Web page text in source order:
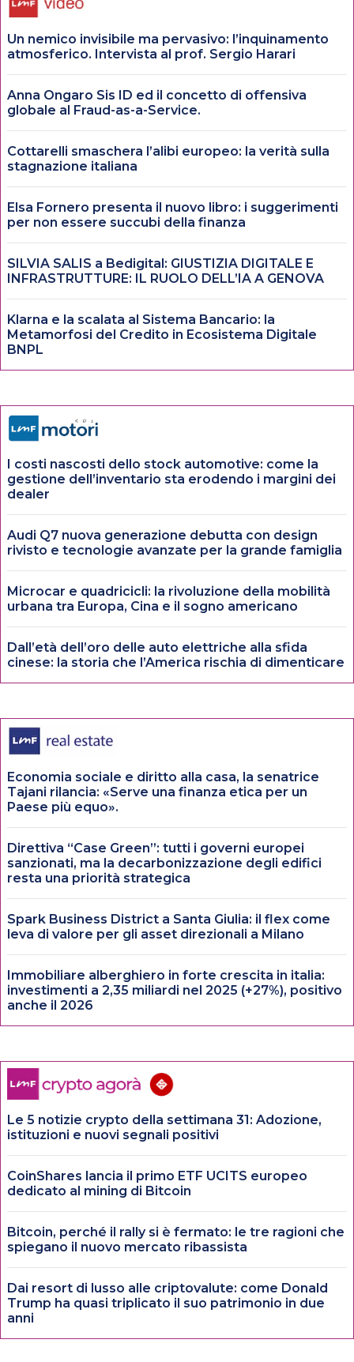
Un nemico invisibile ma pervasivo: l’inquinamento
atmosferico. Intervista al prof. Sergio Harari
Anna Ongaro Sis ID ed il concetto di offensiva
globale al Fraud-as-a-Service.
Cottarelli smaschera l’alibi europeo: la verità sulla
stagnazione italiana
Elsa Fornero presenta il nuovo libro: i suggerimenti
per non essere succubi della finanza
SILVIA SALIS a Bedigital: GIUSTIZIA DIGITALE E
INFRASTRUTTURE: IL RUOLO DELL’IA A GENOVA
Klarna e la scalata al Sistema Bancario: la
Metamorfosi del Credito in Ecosistema Digitale
BNPL
I costi nascosti dello stock automotive: come la
gestione dell’inventario sta erodendo i margini dei
dealer
Audi Q7 nuova generazione debutta con design
rivisto e tecnologie avanzate per la grande famiglia
Microcar e quadricicli: la rivoluzione della mobilità
urbana tra Europa, Cina e il sogno americano
Dall’età dell’oro delle auto elettriche alla sfida
cinese: la storia che l’America rischia di dimenticare
Economia sociale e diritto alla casa, la senatrice
Tajani rilancia: «Serve una finanza etica per un
Paese più equo».
Direttiva “Case Green”: tutti i governi europei
sanzionati, ma la decarbonizzazione degli edifici
resta una priorità strategica
Spark Business District a Santa Giulia: il flex come
leva di valore per gli asset direzionali a Milano
Immobiliare alberghiero in forte crescita in italia:
investimenti a 2,35 miliardi nel 2025 (+27%), positivo
anche il 2026
Le 5 notizie crypto della settimana 31: Adozione,
istituzioni e nuovi segnali positivi
CoinShares lancia il primo ETF UCITS europeo
dedicato al mining di Bitcoin
Bitcoin, perché il rally si è fermato: le tre ragioni che
spiegano il nuovo mercato ribassista
Dai resort di lusso alle criptovalute: come Donald
Trump ha quasi triplicato il suo patrimonio in due
anni